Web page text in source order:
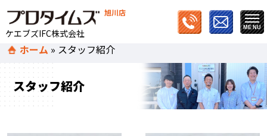
旭川店
ケエブズIFC株式会社
ホーム » スタッフ紹介
スタッフ紹介